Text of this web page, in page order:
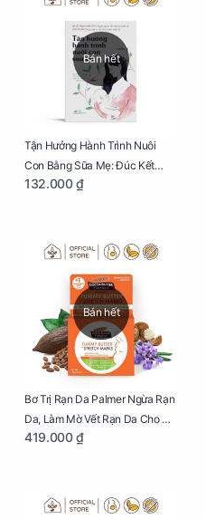
Bán hết
Tận Hưởng Hành Trình Nuôi
Con Bằng Sữa Mẹ: Đúc Kết
Những Kiến Thức Quý Báu Về
Mình Trong Hành Trình Nuôi
132.000 ₫
Bán hết
Bơ Trị Rạn Da Palmer Ngừa Rạn
Da, Làm Mờ Vết Rạn Da Cho Mẹ
Bầu Hũ 125g
419.000 ₫